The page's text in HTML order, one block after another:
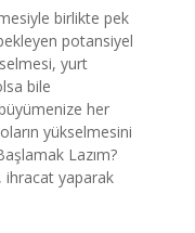
birlikte pek
potansiyel
yurt
bile
her
yükselmesini
Lazım?
ihracat yaparak